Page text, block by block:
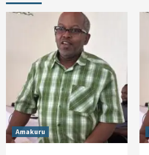
Amakuru